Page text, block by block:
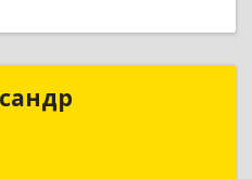
Александр